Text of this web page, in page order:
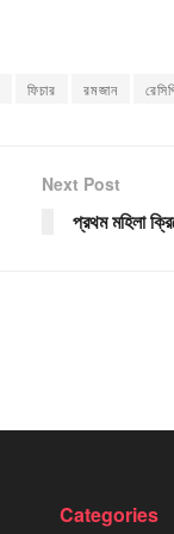
ফিচার রমজান
Next Post
প্রথম মহিলা
Categories